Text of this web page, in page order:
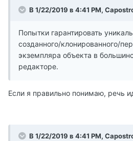
В 1/22/2019 в 4:41 PM,
Попытки гарантировать
созданного/клонированного/
экземпляра объекта в
редакторе.
Если я правильно понимаю, речь
В 1/22/2019 в 4:41 PM,